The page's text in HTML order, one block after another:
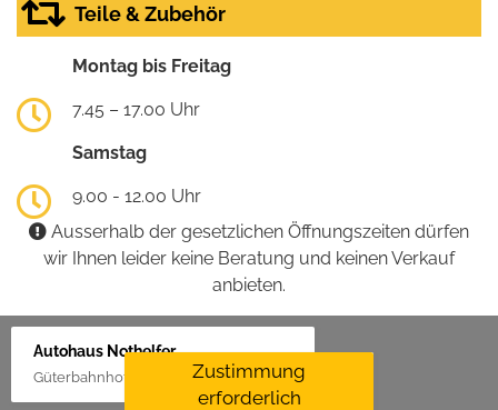
Teile & Zubehör
Montag bis Freitag
7.45 – 17.00 Uhr
Samstag
9.00 - 12.00 Uhr
Ausserhalb der gesetzlichen Öffnungszeiten dürfen
wir Ihnen leider keine Beratung und keinen Verkauf
anbieten.
Autohaus Nothelfer
Güterbahnhof 2, 88416 Ochsenhausen
Zustimmung
erforderlich